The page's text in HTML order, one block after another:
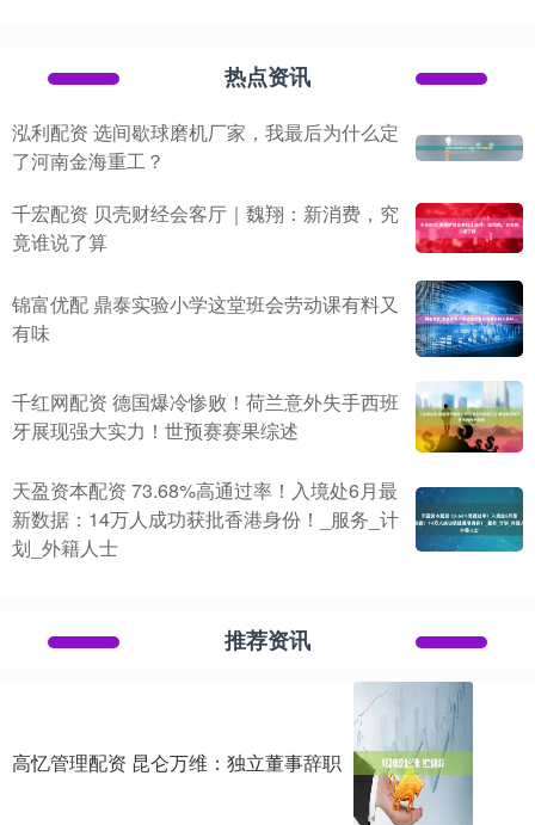
热点资讯
泓利配资 选间歇球磨机厂家，我最后为什么定
了河南金海重工？
千宏配资 贝壳财经会客厅｜魏翔：新消费，究
竟谁说了算
锦富优配 鼎泰实验小学这堂班会劳动课有料又
有味
千红网配资 德国爆冷惨败！荷兰意外失手西班
牙展现强大实力！世预赛赛果综述
天盈资本配资 73.68%高通过率！入境处6月最
新数据：14万人成功获批香港身份！_服务_计
划_外籍人士
推荐资讯
高忆管理配资 昆仑万维：独立董事辞职